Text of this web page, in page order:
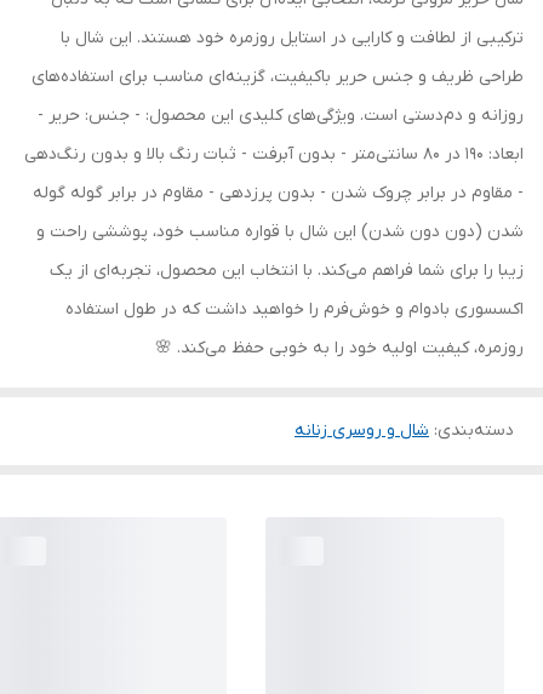
ترکیبی از لطافت و کارایی در استایل روزمره خود هستند. این شال با
طراحی ظریف و جنس حریر باکیفیت، گزینه‌ای مناسب برای استفاده‌های
روزانه و دم‌دستی است. ویژگی‌های کلیدی این محصول: - جنس: حریر -
ابعاد: 190 در 80 سانتی‌متر - بدون آبرفت - ثبات رنگ بالا و بدون رنگ‌دهی
- مقاوم در برابر چروک شدن - بدون پرزدهی - مقاوم در برابر گوله گوله
شدن (دون دون شدن) این شال با قواره مناسب خود، پوششی راحت و
زیبا را برای شما فراهم می‌کند. با انتخاب این محصول، تجربه‌ای از یک
اکسسوری بادوام و خوش‌فرم را خواهید داشت که در طول استفاده
روزمره، کیفیت اولیه خود را به خوبی حفظ می‌کند. 🌸
دسته‌بندی: شال و روسری زنانه